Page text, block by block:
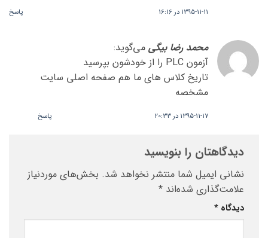
1395-11-11 در 16:16 پاسخ
محمد رضا بیگی می‌گوید:
آزمون PLC را از خودشون بپرسید
تاریخ کلاس های ما هم صفحه اصلی سایت
مشخصه
1395-11-17 در 20:33 پاسخ
دیدگاهتان را بنویسید
نشانی ایمیل شما منتشر نخواهد شد. بخش‌های موردنیاز
علامت‌گذاری شده‌اند *
دیدگاه *